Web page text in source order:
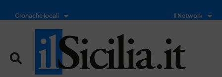
Cronache locali Il Network